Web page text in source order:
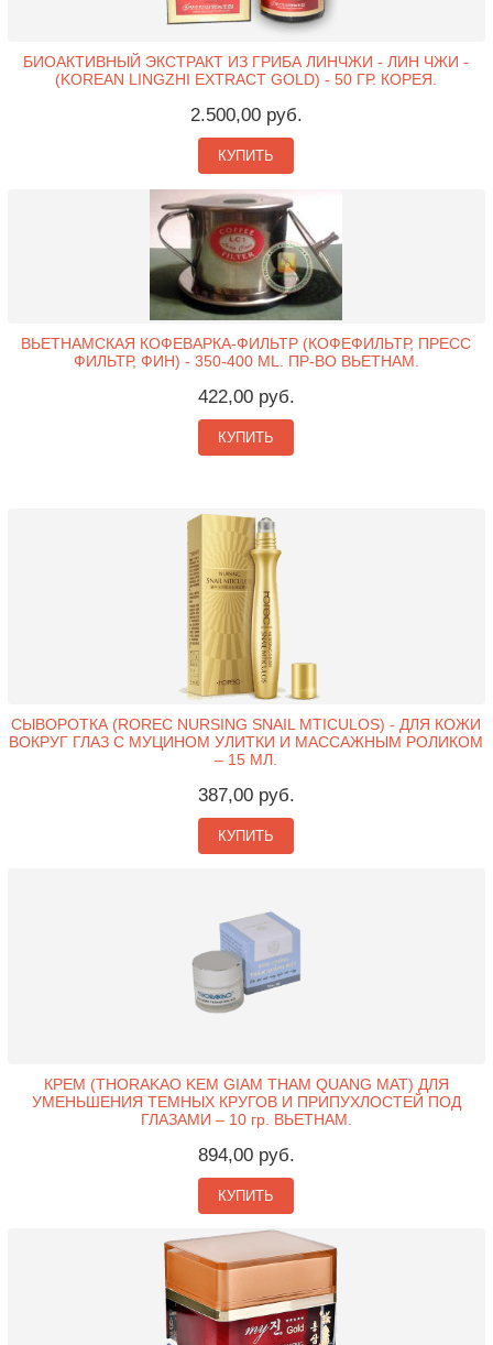
БИОАКТИВНЫЙ ЭКСТРАКТ ИЗ ГРИБА ЛИНЧЖИ - ЛИН ЧЖИ -
(KOREAN LINGZHI EXTRACT GOLD) - 50 ГР. КОРЕЯ.
2.500,00 руб.
КУПИТЬ
ВЬЕТНАМСКАЯ КОФЕВАРКА-ФИЛЬТР (КОФЕФИЛЬТР, ПРЕСС
ФИЛЬТР, ФИН) - 350-400 ML. ПР-ВО ВЬЕТНАМ.
422,00 руб.
КУПИТЬ
СЫВОРОТКА (ROREC NURSING SNAIL MTICULOS) - ДЛЯ КОЖИ
ВОКРУГ ГЛАЗ С МУЦИНОМ УЛИТКИ И МАССАЖНЫМ РОЛИКОМ
– 15 МЛ.
387,00 руб.
КУПИТЬ
КРЕМ (THORAKAO KEM GIAM THAM QUANG MAT) ДЛЯ
УМЕНЬШЕНИЯ ТЕМНЫХ КРУГОВ И ПРИПУХЛОСТЕЙ ПОД
ГЛАЗАМИ – 10 гр. ВЬЕТНАМ.
894,00 руб.
КУПИТЬ